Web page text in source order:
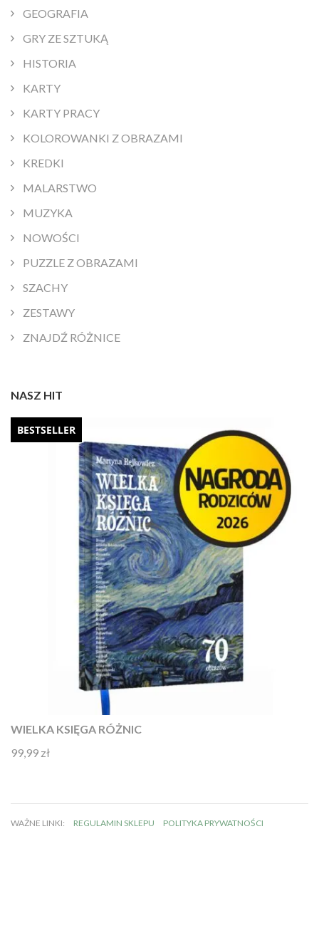
GEOGRAFIA
GRY ZE SZTUKĄ
HISTORIA
KARTY
KARTY PRACY
KOLOROWANKI Z OBRAZAMI
KREDKI
MALARSTWO
MUZYKA
NOWOŚCI
PUZZLE Z OBRAZAMI
SZACHY
ZESTAWY
ZNAJDŹ RÓŻNICE
NASZ HIT
BESTSELLER
WIELKA KSIĘGA RÓŻNIC
Oceniono
99,99 zł
WAŻNE LINKI: REGULAMIN SKLEPU POLITYKA PRYWATNOŚCI